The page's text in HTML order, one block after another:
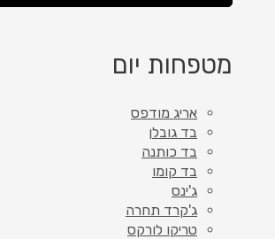
מטפחות יום
אריג מודפס
בד גובלן
בד כותנה
בד קומו
ג'ינס
ג'קרד תחרה
טריקו לורקס